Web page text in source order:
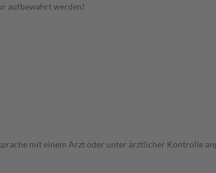
aufbewahrt werden!
mit einem Arzt oder unter ärztlicher Kontrolle